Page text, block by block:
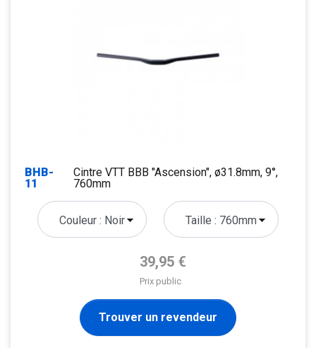
BHB-
11
Cintre VTT BBB "Ascension", ø31.8mm, 9°,
760mm
Prix de base
39,95 €
Prix public
Trouver un revendeur